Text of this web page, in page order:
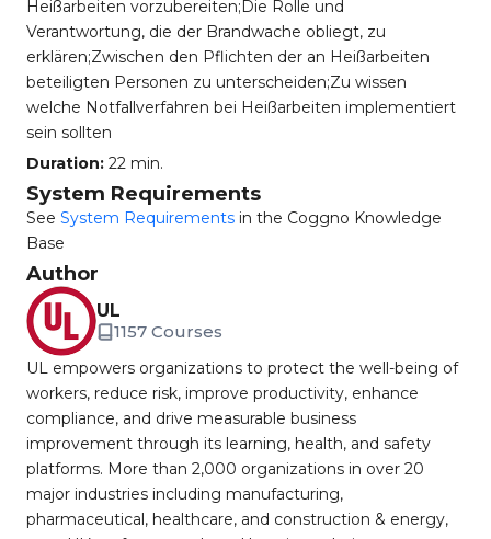
Heißarbeiten vorzubereiten;Die Rolle und
Verantwortung, die der Brandwache obliegt, zu
erklären;Zwischen den Pflichten der an Heißarbeiten
beteiligten Personen zu unterscheiden;Zu wissen
welche Notfallverfahren bei Heißarbeiten implementiert
sein sollten
Duration: 22 min.
System Requirements
See System Requirements in the Coggno Knowledge
Base
Author
UL
1157 Courses
UL empowers organizations to protect the well-being of
workers, reduce risk, improve productivity, enhance
compliance, and drive measurable business
improvement through its learning, health, and safety
platforms. More than 2,000 organizations in over 20
major industries including manufacturing,
pharmaceutical, healthcare, and construction & energy,